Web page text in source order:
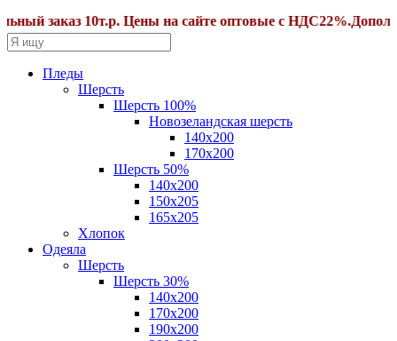
заказ 10т.р. Цены на сайте оптовые с
Пледы
Шерсть
Шерсть 100%
Новозеландская шерсть
140х200
170x200
Шерсть 50%
140x200
150х205
165х205
Хлопок
Одеяла
Шерсть
Шерсть 30%
140х200
170х200
190х200